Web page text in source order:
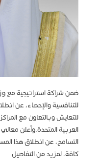
ضمن شراكة استراتيجية مع
للتنافسية والإحصاء، عن
للتعايش وبالتعاون مع
العربية المتحدة.وأعلن
التسامح، عن انطلاق هذا
كافة. لمزيد من التفاصيل